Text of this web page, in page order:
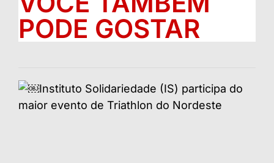
PODE GOSTAR